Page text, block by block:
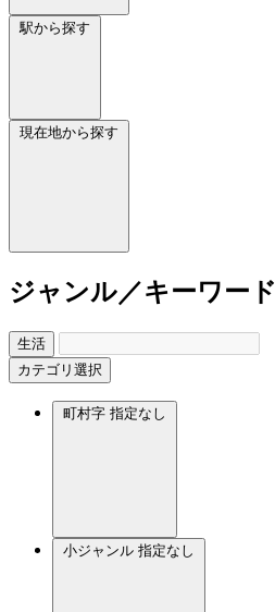
駅から探す
現在地から探す
ジャンル／キーワード
生活
カテゴリ選択
町村字 指定なし
小ジャンル 指定なし